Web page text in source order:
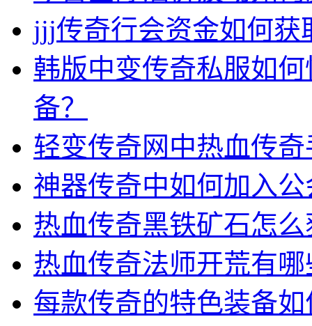
jjj传奇行会资金如何获
韩版中变传奇私服如
备？
轻变传奇网中热血传
神器传奇中如何加入公
热血传奇黑铁矿石怎
热血传奇法师开荒有
每款传奇的特色装备